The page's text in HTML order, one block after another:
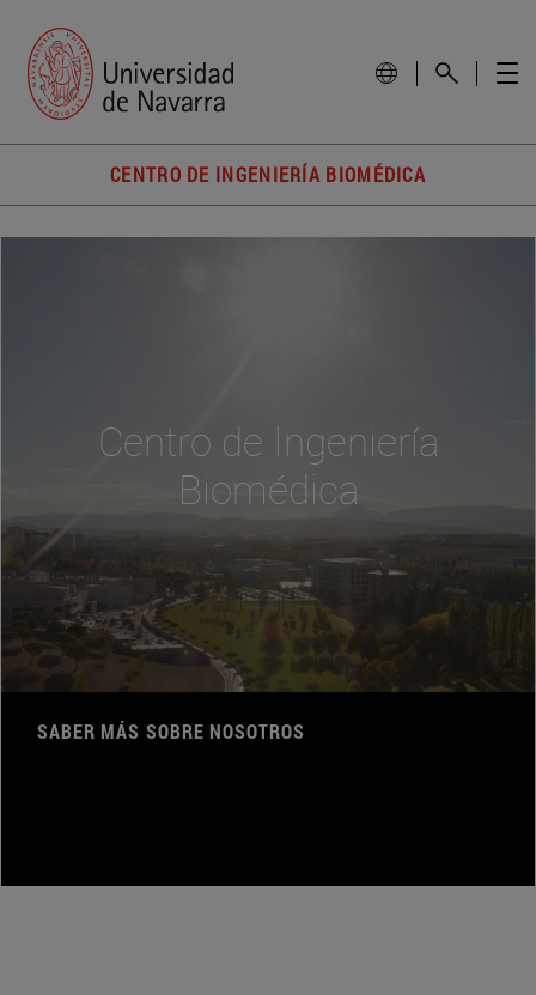
CENTRO DE INGENIERÍA BIOMÉDICA
Centro de Ingeniería
Biomédica
SABER MÁS SOBRE NOSOTROS